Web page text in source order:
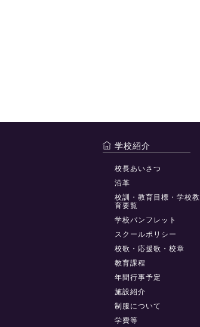
学校紹介
校長あいさつ
沿革
校訓・教育目標・学校教
育要覧
学校パンフレット
スクールポリシー
校歌・応援歌・校章
教育課程
年間行事予定
施設紹介
制服について
学費等